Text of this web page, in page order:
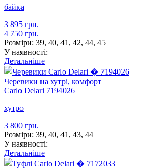
байка
3 895 грн.
4 750 грн.
Розміри: 39, 40, 41, 42, 44, 45
У наявності:
Детальніше
Черевики на хутрі, комфорт
Carlo Delari 7194026
хутро
3 800 грн.
Розміри: 39, 40, 41, 43, 44
У наявності:
Детальніше